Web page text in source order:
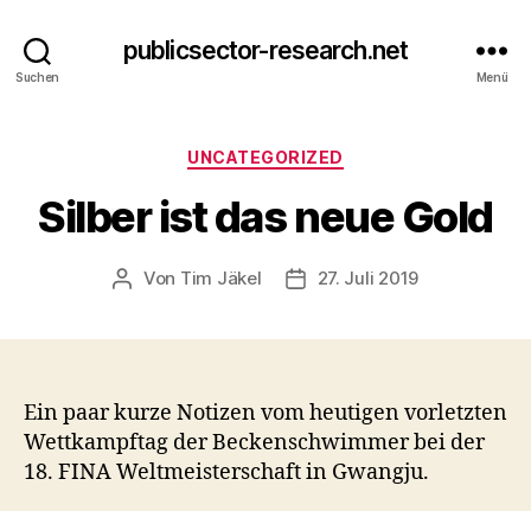
Suchen
publicsector-research.net
Menü
Kategorien
UNCATEGORIZED
Silber ist das neue Gold
Beitragsautor
Von Tim Jäkel Veröffentlichungsdatum
27. Juli 2019
Ein paar kurze Notizen vom heutigen vorletzten
Wettkampftag der Beckenschwimmer bei der
18. FINA Weltmeisterschaft in Gwangju.